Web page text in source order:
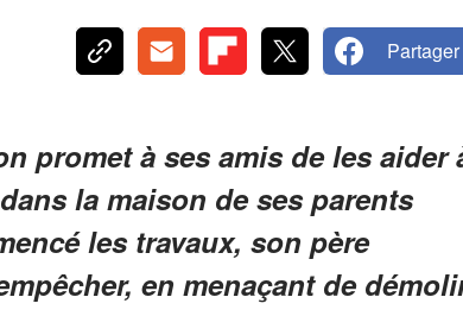
Partager
promet à ses amis de les aider
la maison de ses parents
les travaux, son père
en menaçant de